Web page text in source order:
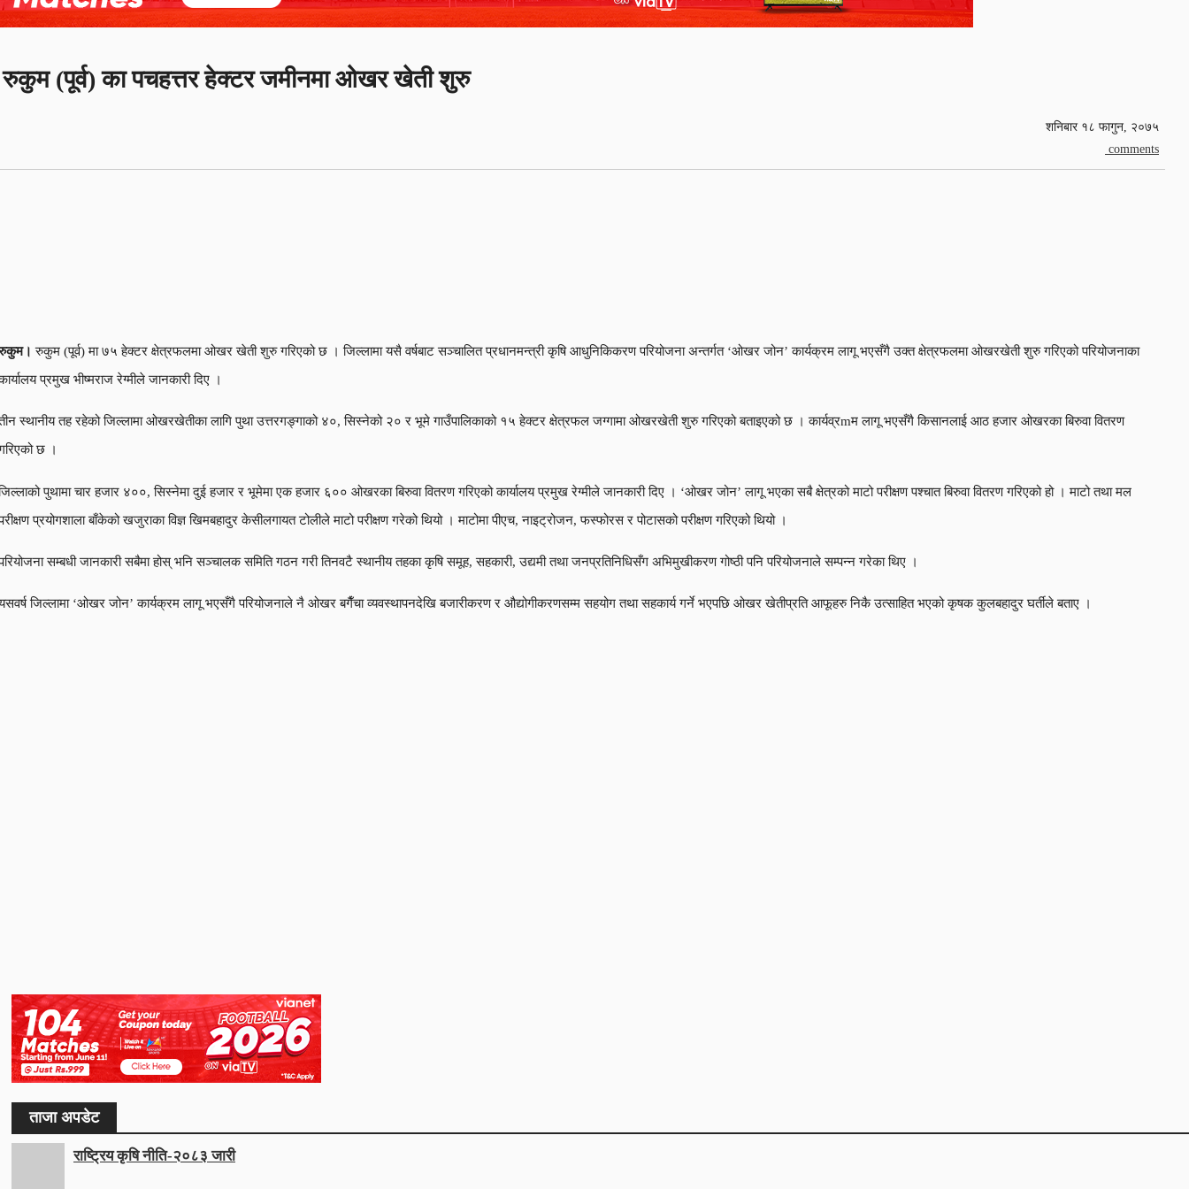
रुकुम (पूर्व) का पचहत्तर हेक्टर जमीनमा ओखर खेती शुरु
शनिबार १८ फागुन, २०७५
comments
रुकुम (पूर्व) मा ७५ हेक्टर क्षेत्रफलमा ओखर खेती शुरु गरिएको छ । जिल्लामा यसै वर्षबाट सञ्चालित प्रधानमन्त्री कृषि आधुनिकिकरण परियोजना अन्तर्गत ‘ओखर जोन’ कार्यक्रम लागू भएसँगै उक्त क्षेत्रफलमा ओखरखेती शुरु गरिएको परियोजनाका
प्रमुख भीष्मराज रेग्मीले जानकारी दिए ।
स्थानीय तह रहेको जिल्लामा ओखरखेतीका लागि पुथा उत्तरगङ्गाको ४०, सिस्नेको २० र भूमे गाउँपालिकाको १५ हेक्टर क्षेत्रफल जग्गामा ओखरखेती शुरु गरिएको बताइएको छ । कार्यव्रmम लागू भएसँगै किसानलाई आठ हजार ओखरका बिरुवा वितरण
छ ।
पुथामा चार हजार ४००, सिस्नेमा दुई हजार र भूमेमा एक हजार ६०० ओखरका बिरुवा वितरण गरिएको कार्यालय प्रमुख रेग्मीले जानकारी दिए । ‘ओखर जोन’ लागू भएका सबै क्षेत्रको माटो परीक्षण पश्चात बिरुवा वितरण गरिएको हो । माटो तथा मल
प्रयोगशाला बाँकेको खजुराका विज्ञ खिमबहादुर केसीलगायत टोलीले माटो परीक्षण गरेको थियो । माटोमा पीएच, नाइट्रोजन, फस्फोरस र पोटासको परीक्षण गरिएको थियो ।
सम्बधी जानकारी सबैमा होस् भनि सञ्चालक समिति गठन गरी तिनवटै स्थानीय तहका कृषि समूह, सहकारी, उद्यमी तथा जनप्रतिनिधिसँग अभिमुखीकरण गोष्ठी पनि परियोजनाले सम्पन्न गरेका थिए ।
जिल्लामा ‘ओखर जोन’ कार्यक्रम लागू भएसँगै परियोजनाले नै ओखर बगैँचा व्यवस्थापनदेखि बजारीकरण र औद्योगीकरणसम्म सहयोग तथा सहकार्य गर्ने भएपछि ओखर खेतीप्रति आफूहरु निकै उत्साहित भएको कृषक कुलबहादुर घर्तीले बताए ।
ताजा अपडेट
राष्ट्रिय कृषि नीति-२०८३ जारी